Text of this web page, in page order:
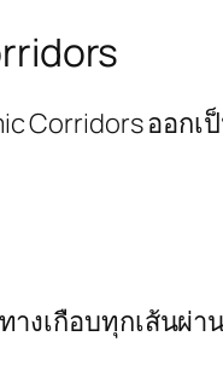
Corridors ออก
งเกือบทุกเส้นผ่